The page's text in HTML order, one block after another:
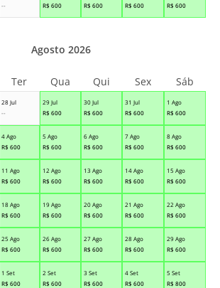
--
R$ 600
R$ 600
R$ 600
R$ 600
28 Jul
--
29 Jul
R$ 600
30 Jul
R$ 600
31 Jul
R$ 600
1 Ago
R$ 600
4 Ago
R$ 600
5 Ago
R$ 600
6 Ago
R$ 600
7 Ago
R$ 600
8 Ago
R$ 600
11 Ago
R$ 600
12 Ago
R$ 600
13 Ago
R$ 600
14 Ago
R$ 600
15 Ago
R$ 600
18 Ago
R$ 600
19 Ago
R$ 600
20 Ago
R$ 600
21 Ago
R$ 600
22 Ago
R$ 600
25 Ago
R$ 600
26 Ago
R$ 600
27 Ago
R$ 600
28 Ago
R$ 600
29 Ago
R$ 600
1 Set
R$ 600
2 Set
R$ 600
3 Set
R$ 600
4 Set
R$ 600
5 Set
R$ 800
Agosto 2026
Ter Qua Qui Sex Sáb